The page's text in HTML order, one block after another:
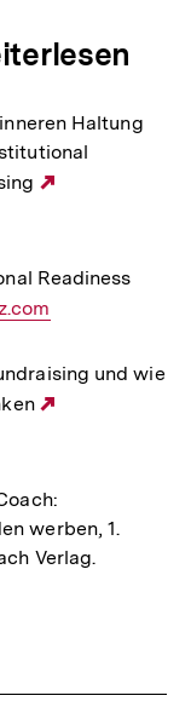
Haltung
Readiness
und wie
werben, 1.
Verlag.